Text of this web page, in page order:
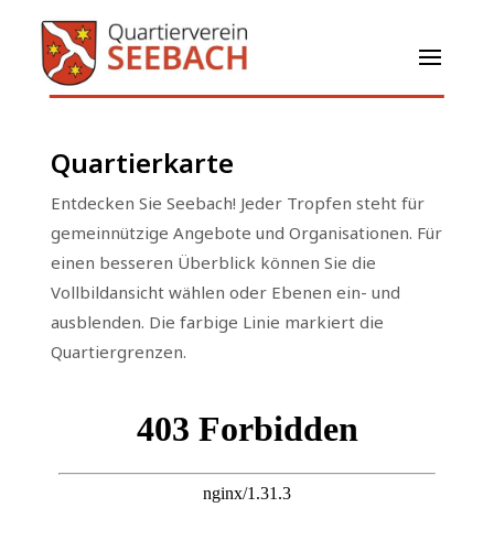
Quartierkarte
Entdecken Sie Seebach! Jeder Tropfen steht für
gemeinnützige Angebote und Organisationen. Für
einen besseren Überblick können Sie die
Vollbildansicht wählen oder Ebenen ein- und
ausblenden. Die farbige Linie markiert die
Quartiergrenzen.